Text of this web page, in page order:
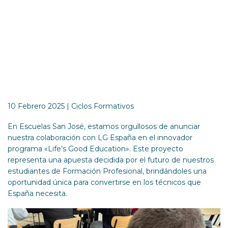
10 Febrero 2025 | Ciclos Formativos
En Escuelas San José, estamos orgullosos de anunciar
nuestra colaboración con LG España en el innovador
programa «Life’s Good Education». Este proyecto
representa una apuesta decidida por el futuro de nuestros
estudiantes de Formación Profesional, brindándoles una
oportunidad única para convertirse en los técnicos que
España necesita.